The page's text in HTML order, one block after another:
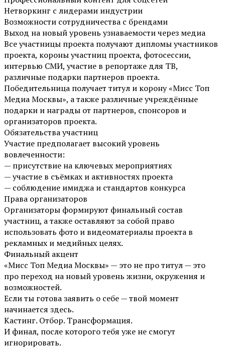
Нетворкинг с лидерами индустрии
Возможности сотрудничества с брендами
Выход на новый уровень узнаваемости через медиа
Все участницы проекта получают дипломы участников
проекта, короны участниц проекта, фотосессии,
интервью СМИ, участие в репортаже для ТВ,
различные подарки партнеров проекта.
Победительница получает титул и корону «Мисс Топ
Медиа Москвы», а также различные учреждённые
подарки и награды от партнеров, спонсоров и
организаторов проекта.
Обязательства участниц
Участие предполагает высокий уровень
вовлеченности:
— присутствие на ключевых мероприятиях
— участие в съёмках и активностях проекта
— соблюдение имиджа и стандартов конкурса
Права организаторов
Организаторы формируют финальный состав
участниц, а также оставляют за собой право
использовать фото и видеоматериалы проекта в
рекламных и медийных целях.
Финальный акцент
«Мисс Топ Медиа Москвы» — это не про титул — это
про переход на новый уровень жизни, окружения и
возможностей.
Если ты готова заявить о себе — твой момент
начинается здесь.
Кастинг. Отбор. Трансформация.
И финал, после которого тебя уже не смогут
игнорировать.